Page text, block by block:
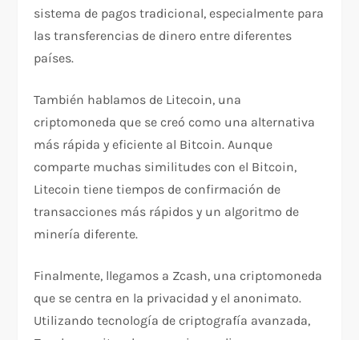
sistema de pagos tradicional, especialmente para
las transferencias de dinero entre diferentes
países.
También hablamos de Litecoin, una
criptomoneda que se creó como una alternativa
más rápida y eficiente al Bitcoin. Aunque
comparte muchas similitudes con el Bitcoin,
Litecoin tiene tiempos de confirmación de
transacciones más rápidos y un algoritmo de
minería diferente.
Finalmente, llegamos a Zcash, una criptomoneda
que se centra en la privacidad y el anonimato.
Utilizando tecnología de criptografía avanzada,